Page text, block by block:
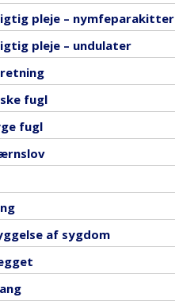
pleje – nymfeparakitter
pleje – undulater
fugl
fugl
af sygdom